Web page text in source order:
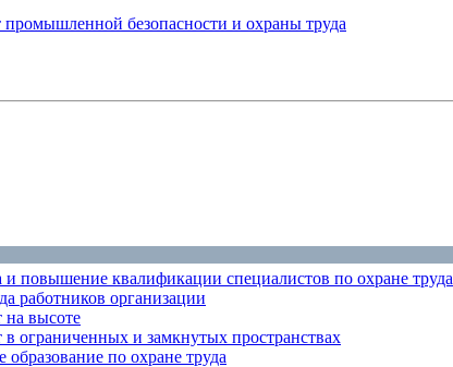
промышленной безопасности и охраны труда
и повышение квалификации специалистов по охране труда
работников организации
на высоте
ограниченных и замкнутых пространствах
по охране труда